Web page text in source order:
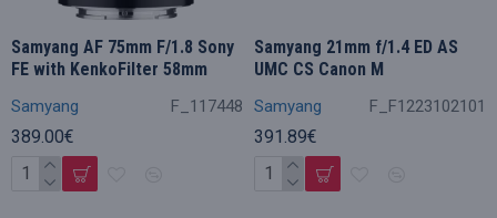
Samyang F_117448
Samyang AF 75mm F/1.8 Sony
FE with KenkoFilter 58mm
389.00€
Samyang F_F1223102101
Samyang 21mm f/1.4 ED AS
UMC CS Canon M
391.89€